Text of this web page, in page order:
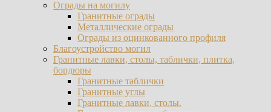
Ограды на могилу
Гранитные ограды
Металлические ограды
Ограды из оцинкованного профиля
Благоустройство могил
Гранитные лавки, столы, таблички, плитка,
бордюры
Гранитные таблички
Гранитные углы
Гранитные лавки, столы.